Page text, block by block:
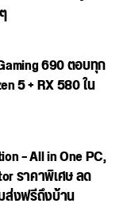
690 ตอบทุก
5 + RX 580 ใน
– All in One PC,
ราคาพิเศษ ลด
ส่งฟรีถึงบ้าน